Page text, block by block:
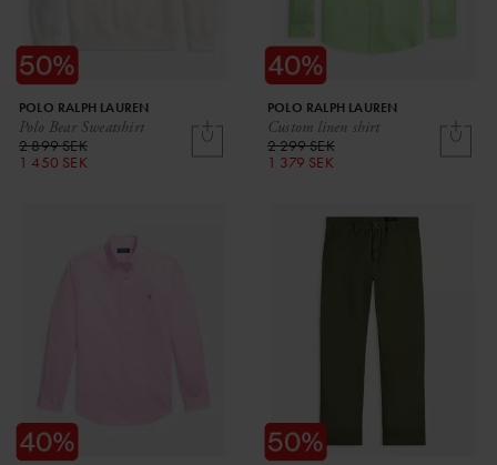
Polo Bear Sweatshirt
POLO RALPH LAUREN
2 899 SEK
1 450 SEK
Custom linen shirt
POLO RALPH LAUREN
2 299 SEK
1 379 SEK